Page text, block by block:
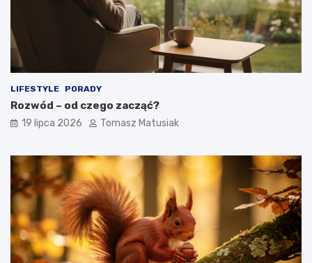
LIFESTYLE PORADY
Rozwód – od czego zacząć?
19 lipca 2026 Tomasz Matusiak